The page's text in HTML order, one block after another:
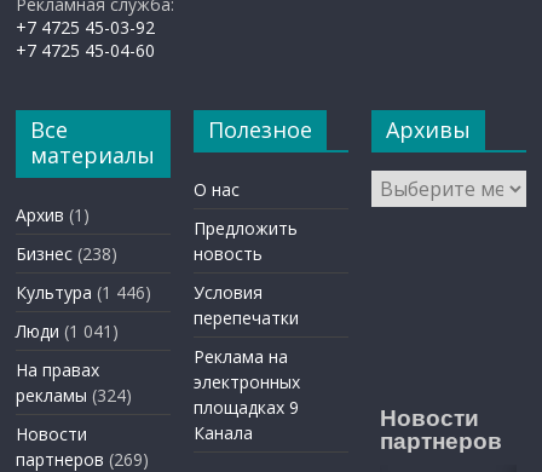
+7 4725 45-03-92
+7 4725 45-04-60
Все
материалы
Архив (1)
Бизнес (238)
Культура (1 446)
Люди (1 041)
На правах
рекламы (324)
Новости
партнеров (269)
Полезное
О нас
Предложить
новость
Условия
перепечатки
Реклама на
электронных
площадках 9
Канала
Архивы
Архивы
Новости
партнеров